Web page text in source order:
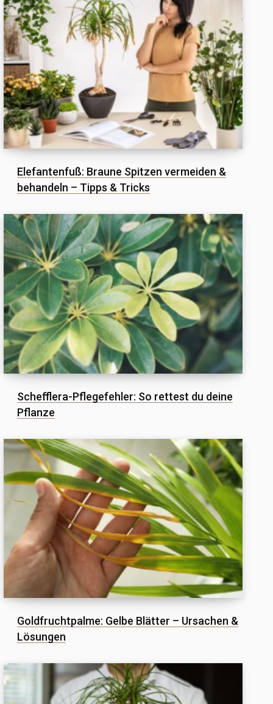
Elefantenfuß: Braune Spitzen vermeiden &
behandeln – Tipps & Tricks
Schefflera-Pflegefehler: So rettest du deine
Pflanze
Goldfruchtpalme: Gelbe Blätter – Ursachen &
Lösungen